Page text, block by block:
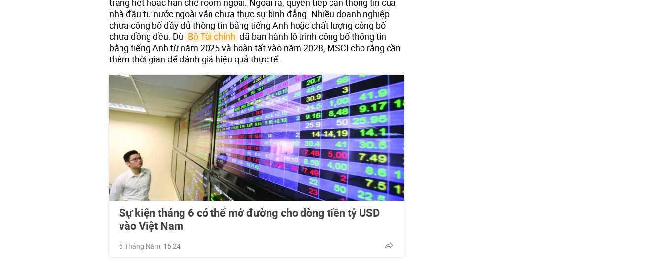
trạng hết hoặc hạn chế room ngoại. Ngoài ra, quyền tiếp cận thông tin của
nhà đầu tư nước ngoài vẫn chưa thực sự bình đẳng. Nhiều doanh nghiệp
chưa công bố đầy đủ thông tin bằng tiếng Anh hoặc chất lượng công bố
chưa đồng đều. Dù Bộ Tài chính đã ban hành lộ trình công bố thông tin
bằng tiếng Anh từ năm 2025 và hoàn tất vào năm 2028, MSCI cho rằng cần
thêm thời gian để đánh giá hiệu quả thực tế.
Sự kiện tháng 6 có thể mở đường cho dòng tiền tỷ USD
vào Việt Nam
6 Tháng Năm, 16:24